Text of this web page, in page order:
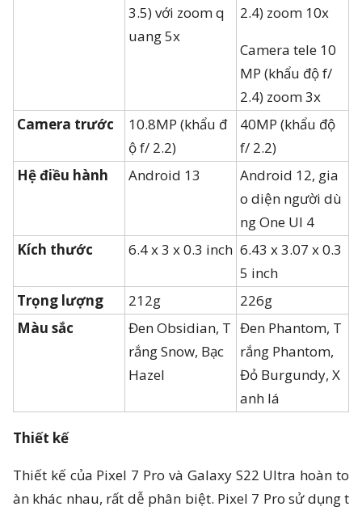
3.5) với zoom q
uang 5x
2.4) zoom 10x
Camera tele 10
MP (khẩu độ f/
2.4) zoom 3x
Camera trước
10.8MP (khẩu đ
ộ f/ 2.2)
40MP (khẩu độ
f/ 2.2)
Hệ điều hành
Android 13
Android 12, gia
o diện người dù
ng One UI 4
Kích thước
6.4 x 3 x 0.3 inch 6.43 x 3.07 x 0.3
5 inch
Trọng lượng
212g
226g
Màu sắc
Đen Obsidian, T
rắng Snow, Bạc
Hazel
Đen Phantom, T
rắng Phantom,
Đỏ Burgundy, X
anh lá
Thiết kế
Thiết kế của Pixel 7 Pro và Galaxy S22 Ultra hoàn to
àn khác nhau, rất dễ phân biệt. Pixel 7 Pro sử dụng t